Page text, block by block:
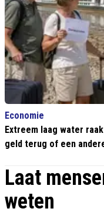
Economie
Extreem laag water
geld terug of een
Laat
weten